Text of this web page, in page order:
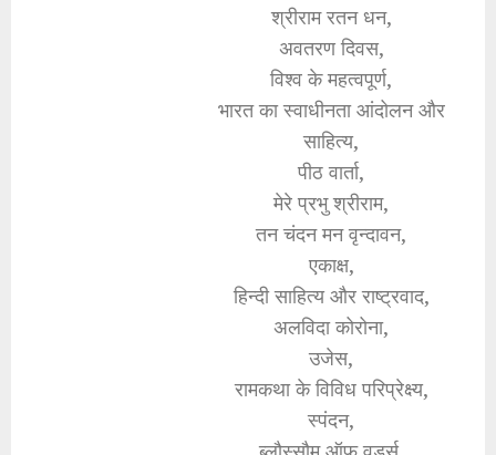
श्रीराम रतन धन,
अवतरण दिवस,
विश्व के महत्वपूर्ण,
भारत का स्वाधीनता आंदोलन और
साहित्य,
पीठ वार्ता,
मेरे प्रभु श्रीराम,
तन चंदन मन वृन्दावन,
एकाक्ष,
हिन्दी साहित्य और राष्ट्रवाद,
अलविदा कोरोना,
उजेस,
रामकथा के विविध परिप्रेक्ष्य,
स्पंदन,